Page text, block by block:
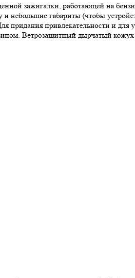
зажигалки, работающей на
небольшие габариты (чтобы
привлекательности и для
Ветрозащитный дырчатый